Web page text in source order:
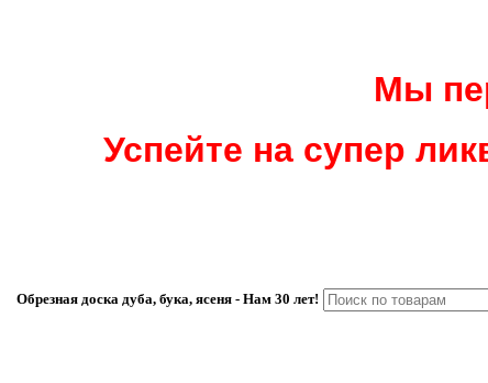
Мы
Успейте на супер
Обрезная доска дуба, бука, ясеня - Нам 30 лет!